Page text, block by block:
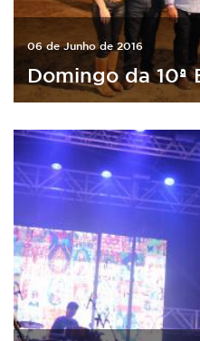
06 de Junho de 2016
Domingo da 10ª